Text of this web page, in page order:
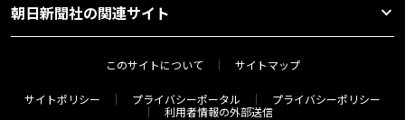
朝日新聞社の関連サイト
このサイトについて サイトマップ
サイトポリシー プライバシーポータル
プライバシーポリシー
利用者情報の外部送信